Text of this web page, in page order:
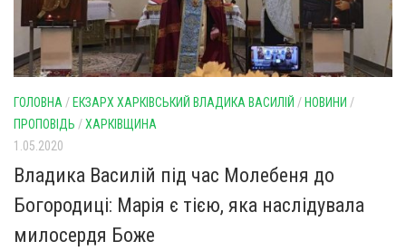
ГОЛОВНА / ЕКЗАРХ ХАРКІВСЬКИЙ ВЛАДИКА ВАСИЛІЙ / НОВИНИ /
ПРОПОВІДЬ /ХАРКІВЩИНА
1.05.2020
Владика Василій під час Молебеня до
Богородиці: Марія є тією, яка наслідувала
милосердя Боже